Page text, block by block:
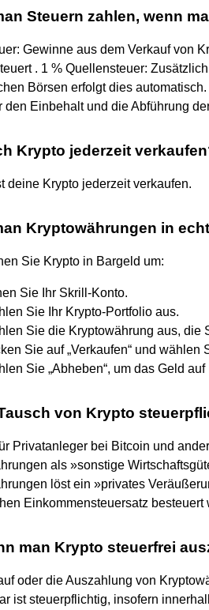
Steuern zahlen, wenn
Gewinne aus dem Verkauf von
. 1 % Quellensteuer:
Börsen erfolgt dies
den Einbehalt und die Abführung
Krypto jederzeit
deine Krypto jederzeit verkaufen.
Kryptowährungen in
Sie Krypto in Bargeld um:
Sie Ihr Skrill-Konto.
Sie Ihr Krypto-Portfolio aus.
Sie die Kryptowährung aus, die
Sie auf „Verkaufen“ und
Sie „Abheben“, um das Geld
von Krypto
Privatanleger bei Bitcoin und
als »sonstige
löst ein »privates
Einkommensteuersatz besteuert
man Krypto steuerfrei
oder die Auszahlung von
ist steuerpflichtig, insofern